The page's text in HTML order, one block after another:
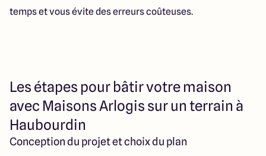
temps et vous évite des erreurs coûteuses.
Les étapes pour bâtir votre maison
avec Maisons Arlogis sur un terrain à
Haubourdin
Conception du projet et choix du plan